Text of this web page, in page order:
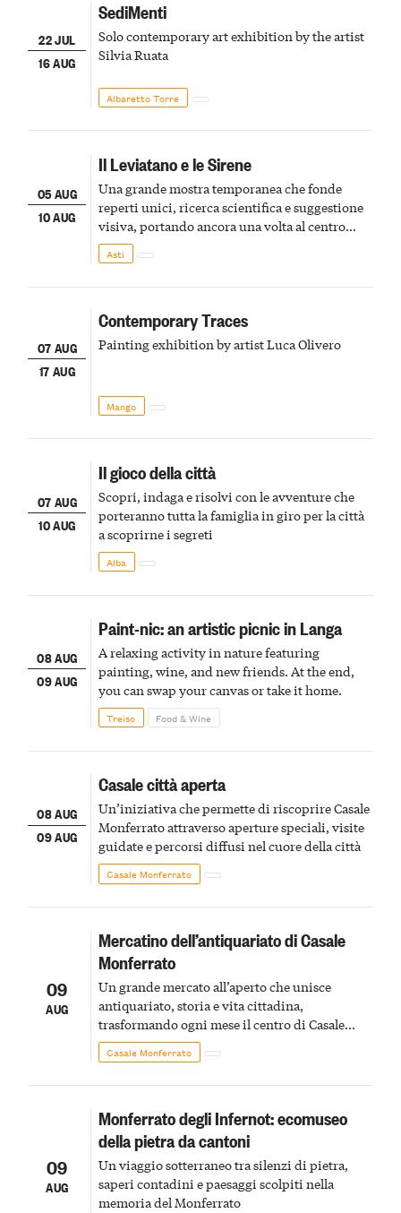
22 JUL
16 AUG
SediMenti
Solo contemporary art exhibition by the artist
Silvia Ruata
Albaretto Torre
05 AUG
10 AUG
Il Leviatano e le Sirene
Una grande mostra temporanea che fonde
reperti unici, ricerca scientifica e suggestione
visiva, portando ancora una volta al centro
della scena le meraviglie del passato astigiano
Asti
07 AUG
17 AUG
Contemporary Traces
Painting exhibition by artist Luca Olivero
Mango
07 AUG
10 AUG
Il gioco della città
Scopri, indaga e risolvi con le avventure che
porteranno tutta la famiglia in giro per la città
a scoprirne i segreti
Alba
08 AUG
09 AUG
Paint-nic: an artistic picnic in Langa
A relaxing activity in nature featuring
painting, wine, and new friends. At the end,
you can swap your canvas or take it home.
Treiso Food & Wine
08 AUG
09 AUG
Casale città aperta
Un’iniziativa che permette di riscoprire Casale
Monferrato attraverso aperture speciali, visite
guidate e percorsi diffusi nel cuore della città
Casale Monferrato
09
AUG
Mercatino dell’antiquariato di Casale
Monferrato
Un grande mercato all’aperto che unisce
antiquariato, storia e vita cittadina,
trasformando ogni mese il centro di Casale
Monferrato in un luogo di scoperta e racconto
Casale Monferrato
09
AUG
Monferrato degli Infernot: ecomuseo
della pietra da cantoni
Un viaggio sotterraneo tra silenzi di pietra,
saperi contadini e paesaggi scolpiti nella
memoria del Monferrato